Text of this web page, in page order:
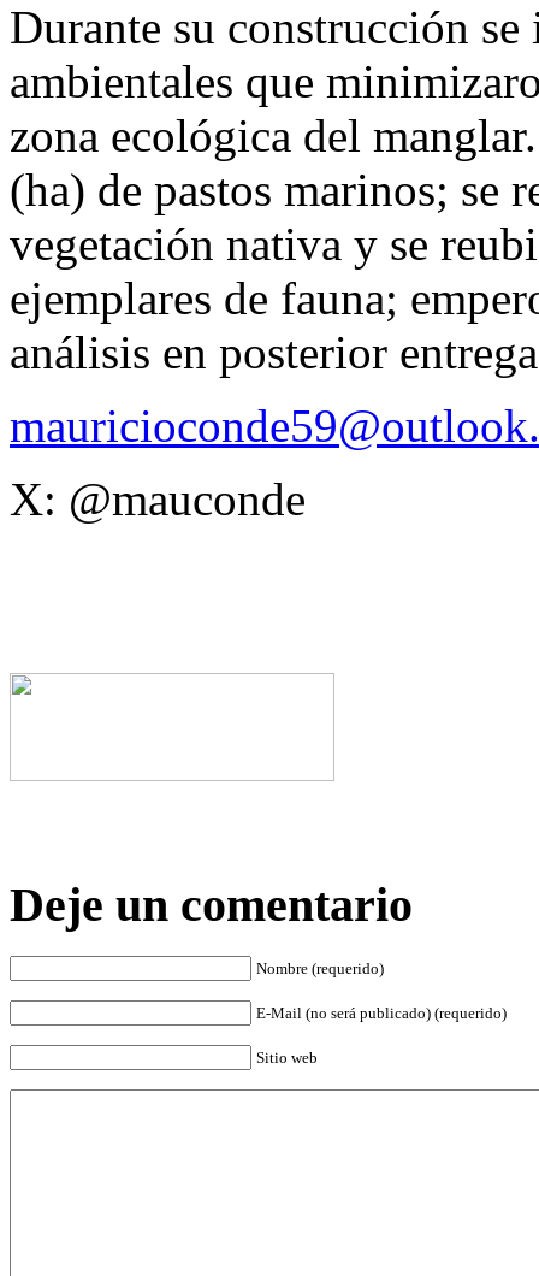
Durante su construcción
ambientales que
zona ecológica del
(ha) de pastos marinos; se
vegetación nativa y se
ejemplares de fauna;
análisis en posterior
X: @mauconde
Deje un comentario
Nombre (requerido)
E-Mail (no será publicado) (requerido)
Sitio web